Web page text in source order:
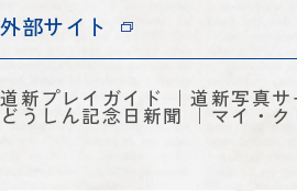
外部サイト
道新プレイガイド 道新写真サ
どうしん記念日新聞 マイ・